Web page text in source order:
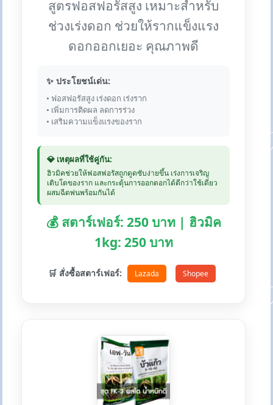
สูตรฟอสฟอรัสสูง เหมาะสำหรับ
ช่วงเร่งดอก ช่วยให้รากแข็งแรง
ดอกออกเยอะ คุณภาพดี
✨ ประโยชน์เด่น:
• ฟอสฟอรัสสูง เร่งดอก เร่งราก
• เพิ่มการติดผล ลดการร่วง
• เสริมความแข็งแรงของราก
💎 เหตุผลที่ใช้คู่กัน:
ฮิวมิคช่วยให้ฟอสฟอรัสถูกดูดซับง่ายขึ้น เร่งการเจริญ
เติบโตของราก และกระตุ้นการออกดอกได้ดีกว่าใช้เดี่ยว
ผสมฉีดพ่นพร้อมกันได้
💰 สตาร์เฟอร์: 250 บาท | ฮิวมิค
1kg: 250 บาท
🛒 สั่งซื้อสตาร์เฟอร์: Lazada Shopee